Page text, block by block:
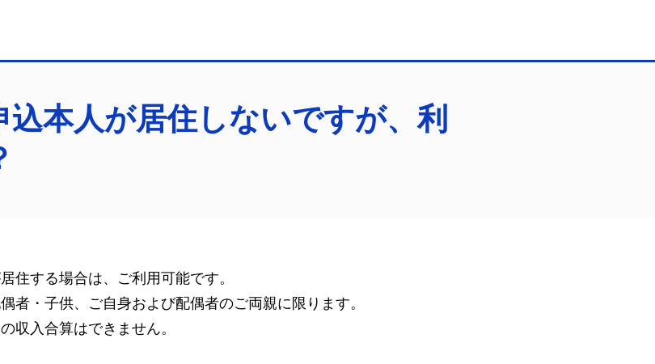
本人が居住しないですが、利
住する場合は、ご利用可能です。
者・子供、ご自身および配偶者のご両親に限ります。
収入合算はできません。